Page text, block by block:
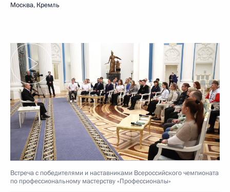
Москва, Кремль
Встреча с победителями и наставниками Всероссийского чемпионата
по профессиональному мастерству «Профессионалы»